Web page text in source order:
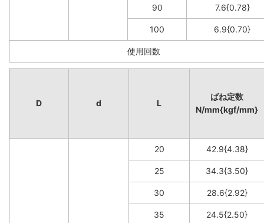
90 7.6{0.78}
100 6.9{0.70}
使用回数
D d L
ばね定数
N/mm{kgf/mm}
20 42.9{4.38}
25 34.3{3.50}
30 28.6{2.92}
35 24.5{2.50}